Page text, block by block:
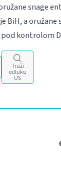
snage
BiH, a oružane
kontrolom
Traži
odluku
US